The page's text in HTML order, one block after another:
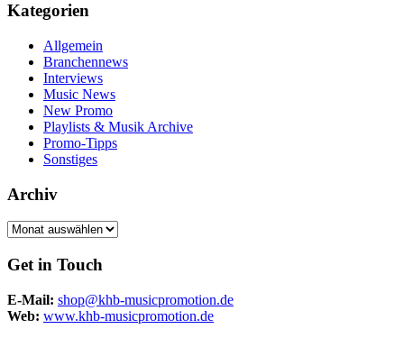
Kategorien
Allgemein
Branchennews
Interviews
Music News
New Promo
Playlists & Musik Archive
Promo-Tipps
Sonstiges
Archiv
Archiv
Get in Touch
E-Mail: shop@khb-musicpromotion.de
Web: www.khb-musicpromotion.de